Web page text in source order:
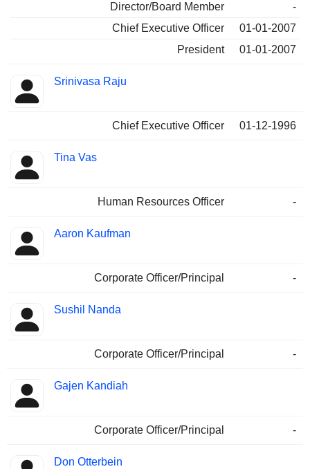
Director/Board Member
-
Chief Executive Officer
01-01-2007
President
01-01-2007
Srinivasa Raju
Chief Executive Officer 01-12-1996
Tina Vas
Human Resources Officer -
Aaron Kaufman
Corporate Officer/Principal -
Sushil Nanda
Corporate Officer/Principal -
Gajen Kandiah
Corporate Officer/Principal -
Don Otterbein